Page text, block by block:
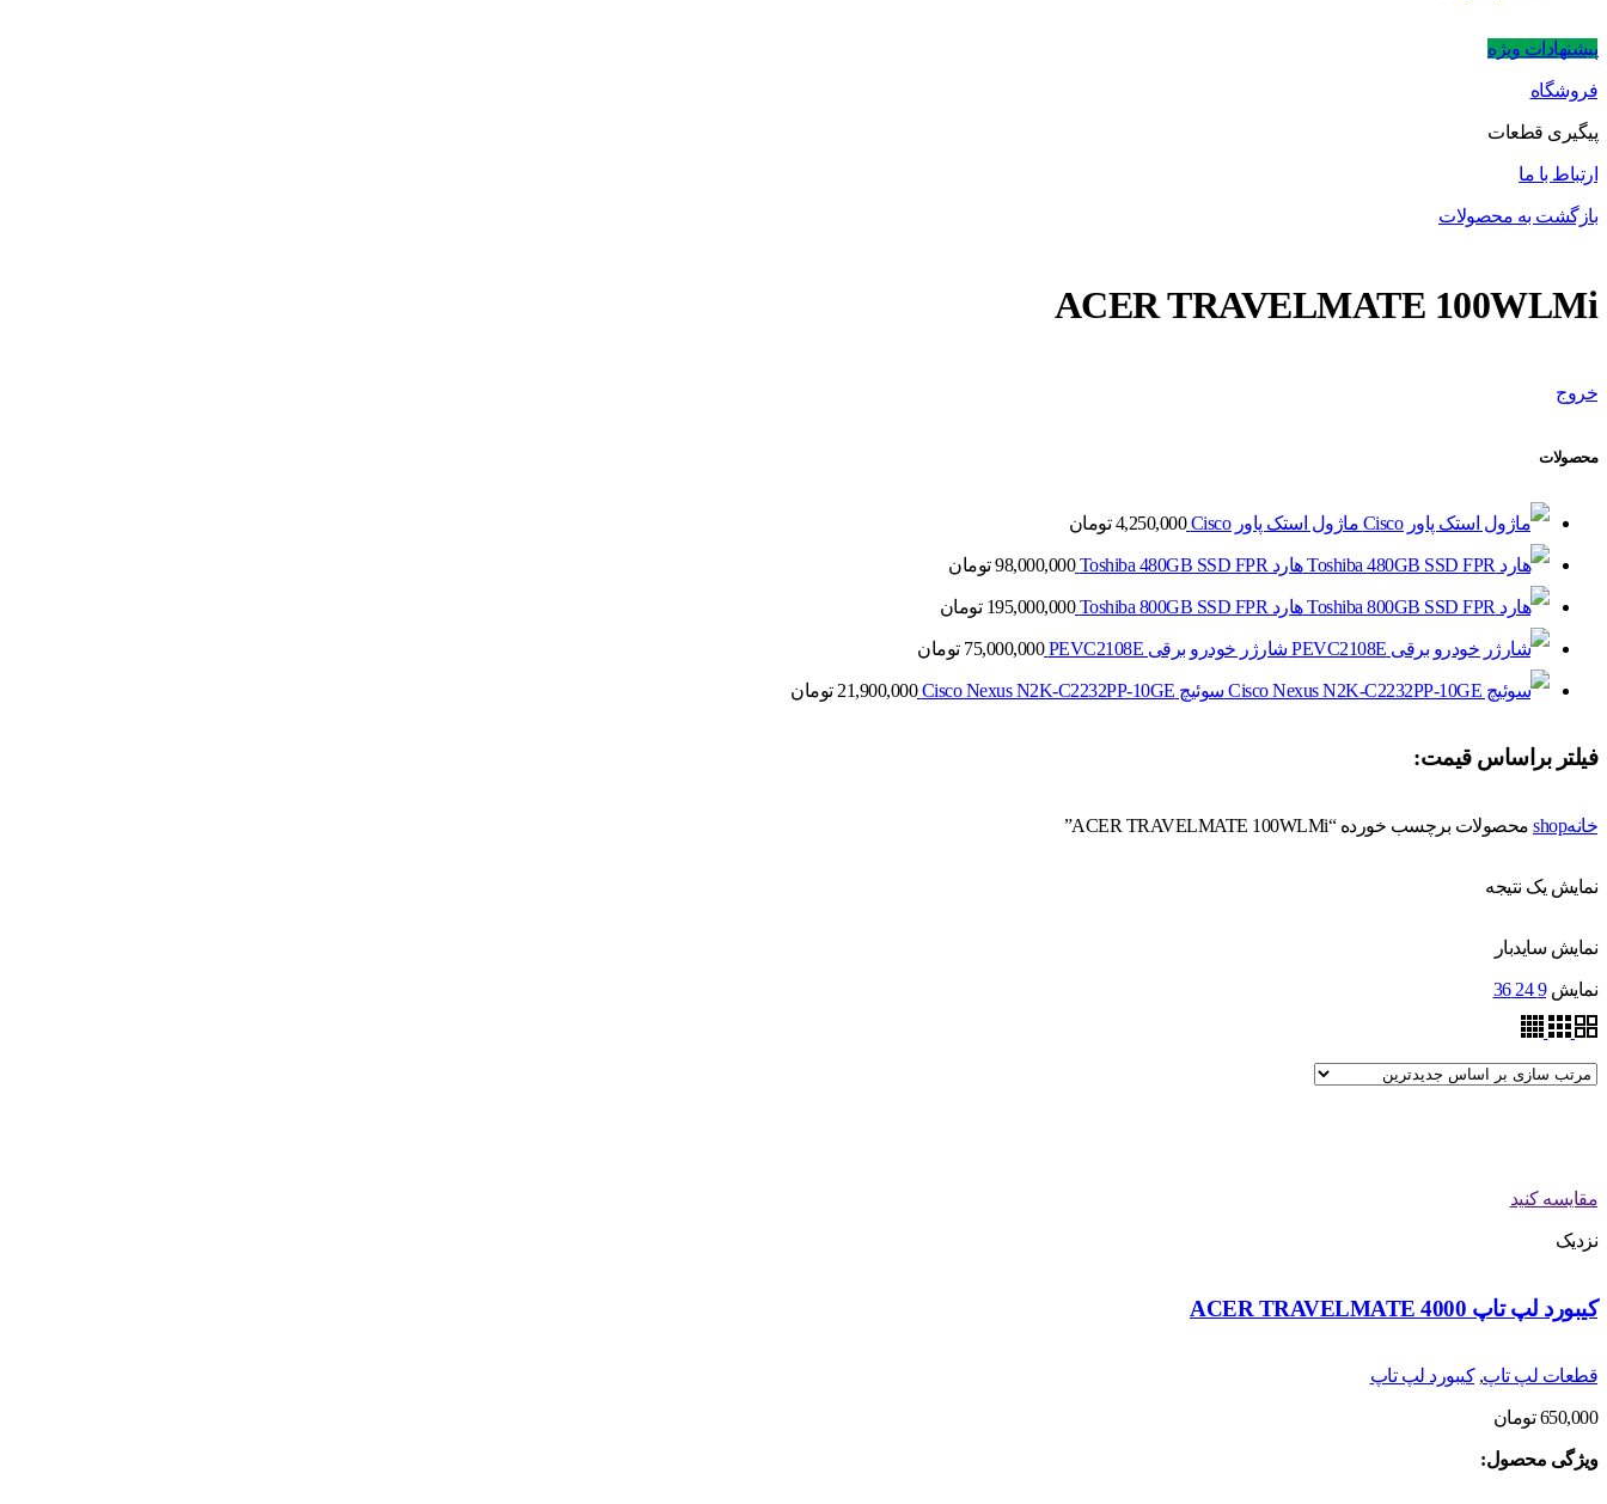
پیشنهادات ویژه
فروشگاه
پیگیری قطعات
ارتباط با ما
بازگشت به محصولات
ACER TRAVELMATE 100WLMi
خروج
محصولات
ماژول استک پاور Cisco 4,250,000 تومان
هارد Toshiba 480GB SSD FPR 98,000,000 تومان
هارد Toshiba 800GB SSD FPR 195,000,000 تومان
شارژر خودرو برقی PEVC2108E 75,000,000 تومان
سوئیچ Cisco Nexus N2K-C2232PP-10GE 21,900,000 تومان
فیلتر براساس قیمت:
خانهshop محصولات برچسب خورده “ACER TRAVELMATE 100WLMi”
نمایش یک نتیجه
نمایش سایدبار
نمایش 9
24
36
مقایسه کنید
نزدیک
کیبورد لپ تاپ ACER TRAVELMATE 4000
قطعات لپ تاپ,کیبورد لپ تاپ
650,000 تومان
ویژگی محصول: